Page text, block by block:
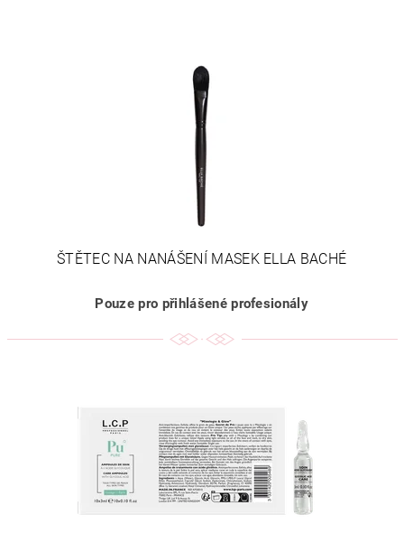
ŠTĚTEC NA NANÁŠENÍ MASEK ELLA BACHÉ
Pouze pro přihlášené profesionály